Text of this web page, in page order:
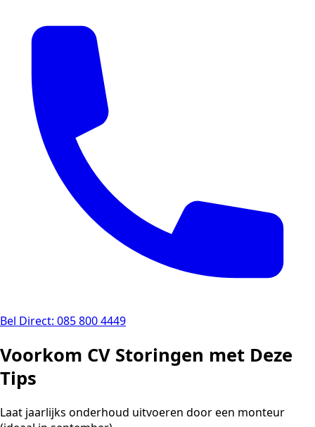
Bel Direct: 085 800 4449
Voorkom CV Storingen met Deze
Tips
Laat jaarlijks onderhoud uitvoeren door een monteur